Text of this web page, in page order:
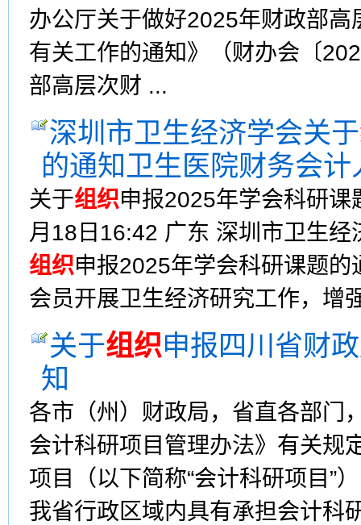
办公厅关于做好2025年财政部
有关工作的通知》（财办会〔
部高层次财 ...
深圳市卫生经济学会关于
的通知卫生医院财务会
关于组织申报2025年学会科研
月18日16:42 广东 深圳市卫生
组织申报2025年学会科研课题
会员开展卫生经济研究工作，增
关于组织申报四川省财
知
各市（州）财政局，省直各部门
会计科研项目管理办法》有关规
项目（以下简称“会计科研项目”
我省行政区域内具有承担会计科